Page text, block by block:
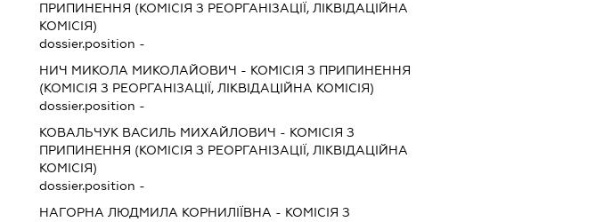
ПРИПИНЕННЯ (КОМІСІЯ З РЕОРГАНІЗАЦІЇ, ЛІКВІДАЦІЙНА
КОМІСІЯ)
dossier.position -
НИЧ МИКОЛА МИКОЛАЙОВИЧ - КОМІСІЯ З ПРИПИНЕННЯ
(КОМІСІЯ З РЕОРГАНІЗАЦІЇ, ЛІКВІДАЦІЙНА КОМІСІЯ)
dossier.position -
КОВАЛЬЧУК ВАСИЛЬ МИХАЙЛОВИЧ - КОМІСІЯ З
ПРИПИНЕННЯ (КОМІСІЯ З РЕОРГАНІЗАЦІЇ, ЛІКВІДАЦІЙНА
КОМІСІЯ)
dossier.position -
НАГОРНА ЛЮДМИЛА КОРНИЛІЇВНА - КОМІСІЯ З